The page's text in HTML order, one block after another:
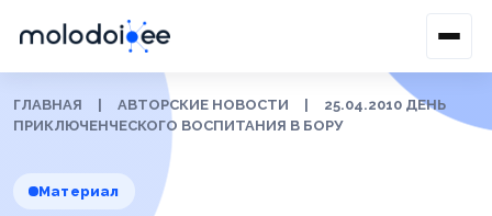
ГЛАВНАЯ АВТОРСКИЕ НОВОСТИ
25.04.2010 ДЕНЬ
ПРИКЛЮЧЕНЧЕСКОГО ВОСПИТАНИЯ В БОРУ
Материал